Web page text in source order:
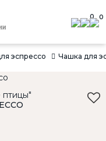
0 0
эспрессо Чашка для